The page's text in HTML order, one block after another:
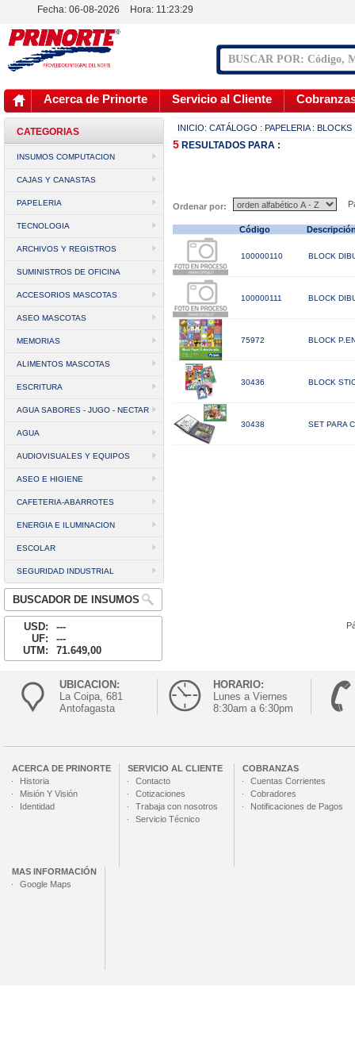
Fecha: 06-08-2026 Hora: 11:23:29
Acerca de Prinorte Servicio al Cliente
CATEGORIAS
INSUMOS COMPUTACION
CAJAS Y CANASTAS
PAPELERIA
TECNOLOGIA
ARCHIVOS Y REGISTROS
SUMINISTROS DE OFICINA
ACCESORIOS MASCOTAS
ASEO MASCOTAS
MEMORIAS
ALIMENTOS MASCOTAS
ESCRITURA
AGUA SABORES - JUGO - NECTAR
AGUA
AUDIOVISUALES Y EQUIPOS
ASEO E HIGIENE
CAFETERIA-ABARROTES
ENERGIA E ILUMINACION
ESCOLAR
SEGURIDAD INDUSTRIAL
BUSCADOR DE INSUMOS
USD:
---
UF:
---
UTM:
71.649,00
INICIO: CATÁLOGO : PAPELERIA : BLOCKS
5 RESULTADOS PARA :
Ordenar por:
Código
100000110 BLOCK
100000111 BLOCK
75972 BLOCK
30436 BLOCK
30438 SET PARA
UBICACION:
La Coipa, 681
Antofagasta
HORARIO:
Lunes a Viernes
8:30am a 6:30pm
ACERCA DE PRINORTE
Historia
Misión Y Visión
Identidad
SERVICIO AL CLIENTE
Contacto
Cotizaciones
Trabaja con nosotros
Servicio Técnico
COBRANZAS
Cuentas Corrientes
Cobradores
Notificaciones de Pagos
MAS INFORMACIÓN
Google Maps